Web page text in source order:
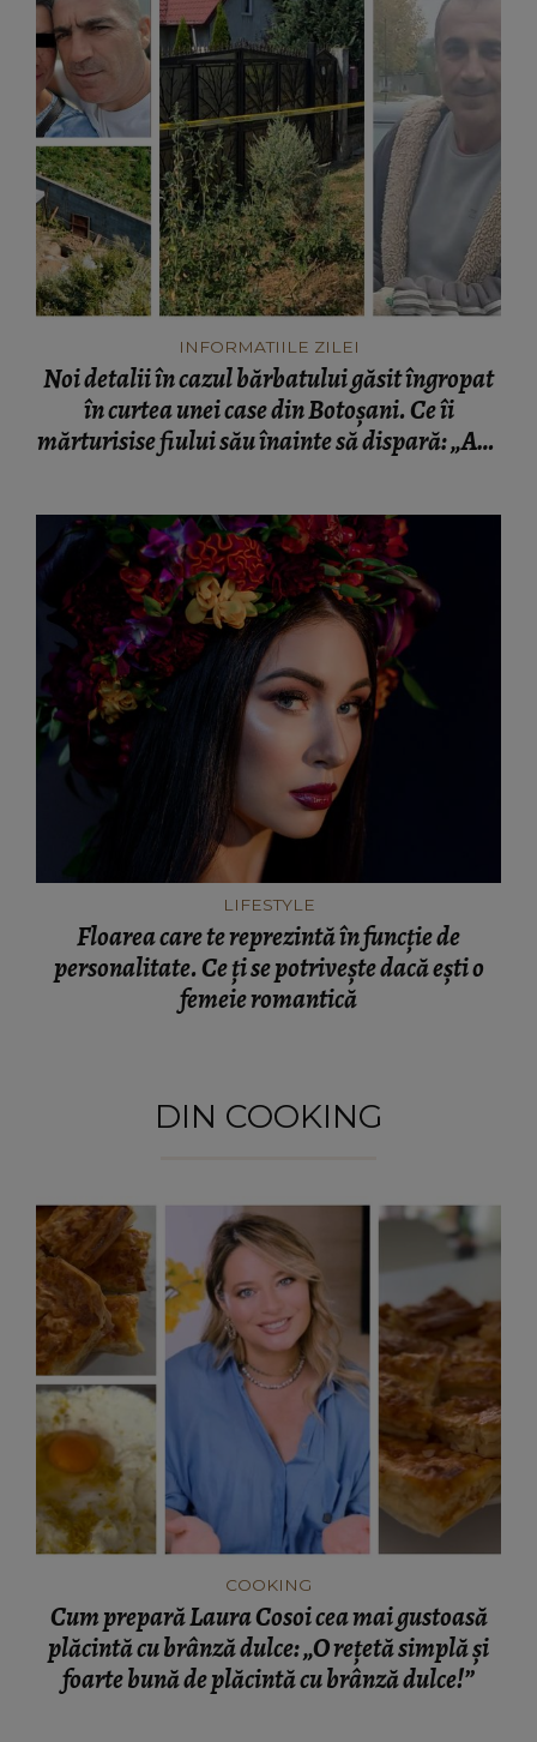
INFORMATIILE ZILEI
Noi detalii în cazul bărbatului găsit îngropat
în curtea unei case din Botoșani. Ce îi
mărturisise fiului său înainte să dispară: „Așa
LIFESTYLE
Floarea care te reprezintă în funcție de
personalitate. Ce ți se potrivește dacă ești o
femeie romantică
DIN COOKING
COOKING
Cum prepară Laura Cosoi cea mai gustoasă
plăcintă cu brânză dulce: „O rețetă simplă și
foarte bună de plăcintă cu brânză dulce!”